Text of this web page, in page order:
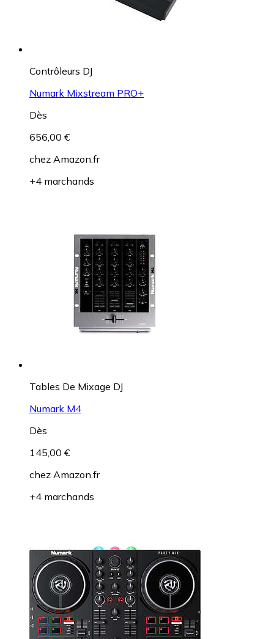
Contrôleurs DJ
Numark Mixstream PRO+
Dès
656,00 €
chez Amazon.fr
+4 marchands
Tables De Mixage DJ
Numark M4
Dès
145,00 €
chez Amazon.fr
+4 marchands